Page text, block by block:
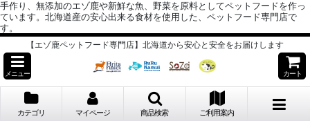
手作り、無添加のエゾ鹿や新鮮な魚、野菜を原料としてペットフードを作っ
ています。北海道産の安心出来る食材を使用した、ペットフード専門店で
す。
【エゾ鹿ペットフード専門店】北海道から安心と安全をお届けします
メニュー カート
カテゴリ マイページ 商品検索 ご利用案内